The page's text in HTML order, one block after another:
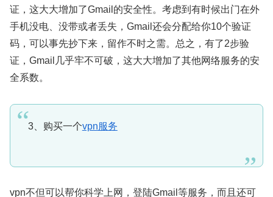
证，这大大增加了Gmail的安全性。考虑到有时候出门在外
手机没电、没带或者丢失，Gmail还会分配给你10个验证
码，可以事先抄下来，留作不时之需。总之，有了2步验
证，Gmail几乎牢不可破，这大大增加了其他网络服务的安
全系数。
3、购买一个vpn服务
vpn不但可以帮你科学上网，登陆Gmail等服务，而且还可